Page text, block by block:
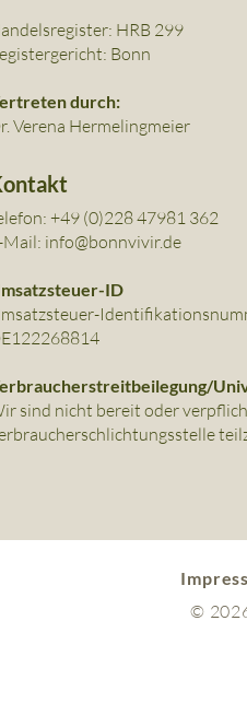
HRB 299
Bonn
durch:
Verena Hermelingmeier
+49 (0)228 47981 362
Mail: info@bonnvivir.de
ID
sind nicht bereit oder
©